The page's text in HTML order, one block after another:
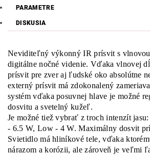
PARAMETRE
DISKUSIA
Neviditeľný výkonný IR prísvit s
digitálne nočné videnie. Vďaka vlnovej
prísvit pre zver aj ľudské oko absolútne
externý prísvit má zdokonalený
systém vďaka posuvnej hlave je možné
dosvitu a svetelný kužeľ.
Je možné tiež vybrať z troch intenzít
- 6.5 W, Low - 4 W. Maximálny dosvit
Svietidlo má hliníkové tele, vďaka
nárazom a korózii, ale zároveň je veľmi